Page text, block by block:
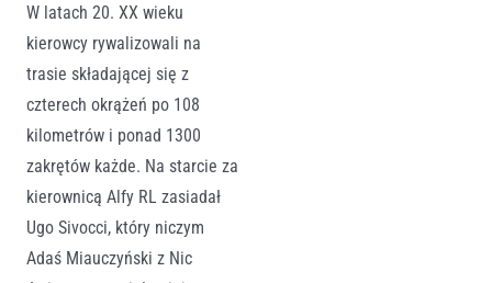
W latach 20. XX wieku
kierowcy rywalizowali na
trasie składającej się z
czterech okrążeń po 108
kilometrów i ponad 1300
zakrętów każde. Na starcie za
kierownicą Alfy RL zasiadał
Ugo Sivocci, który niczym
Adaś Miauczyński z Nic